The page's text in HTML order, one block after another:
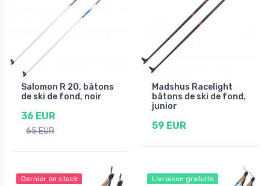
Salomon R 20, bâtons
de ski de fond, noir
36 EUR
65 EUR
Madshus Racelight
bâtons de ski de fond,
junior
59 EUR
Dernier en stock Livraison gratuite